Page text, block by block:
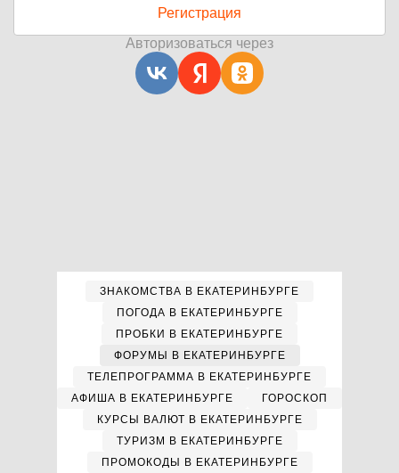
Регистрация
Авторизоваться через
ЗНАКОМСТВА В ЕКАТЕРИНБУРГЕ
ПОГОДА В ЕКАТЕРИНБУРГЕ
ПРОБКИ В ЕКАТЕРИНБУРГЕ
ФОРУМЫ В ЕКАТЕРИНБУРГЕ
ТЕЛЕПРОГРАММА В ЕКАТЕРИНБУРГЕ
АФИША В ЕКАТЕРИНБУРГЕ
ГОРОСКОП
КУРСЫ ВАЛЮТ В ЕКАТЕРИНБУРГЕ
ТУРИЗМ В ЕКАТЕРИНБУРГЕ
ПРОМОКОДЫ В ЕКАТЕРИНБУРГЕ